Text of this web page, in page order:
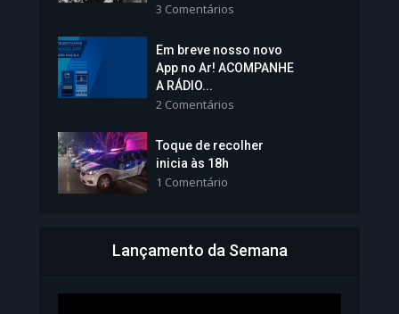
Vice-Prefeita Sheila Lemos
tomará posse nesta...
1.101 Modos de exibição
Bahia inicia emissão da
3 Comentários
Em breve nosso novo
App no Ar! ACOMPANHE
A RÁDIO...
2 Comentários
Toque de recolher
inicia às 18h
1 Comentário
Lançamento da Semana